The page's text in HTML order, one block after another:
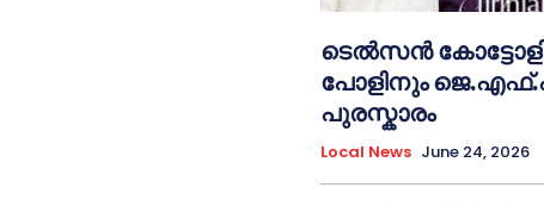
ടെൽസൻ
പോളിനും
പുരസ്കാരം
Local News June 24, 2026